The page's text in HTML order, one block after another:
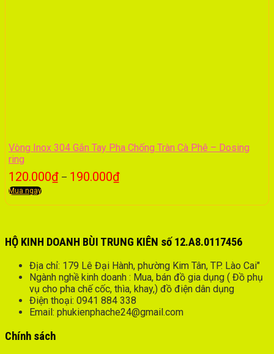
Vòng Inox 304 Gắn Tay Pha Chống Tràn Cà Phê – Dosing
ring
120.000₫ – 190.000₫
Mua ngay
HỘ KINH DOANH BÙI TRUNG KIÊN số 12.A8.0117456
Địa chỉ: 179 Lê Đại Hành, phường Kim Tân, TP. Lào Cai"
Ngành nghề kinh doanh : Mua, bán đồ gia dụng ( Đồ phụ
vụ cho pha chế cốc, thìa, khay,) đồ điện dân dụng
Điện thoại: 0941 884 338
Email: phukienphache24@gmail.com
Chính sách